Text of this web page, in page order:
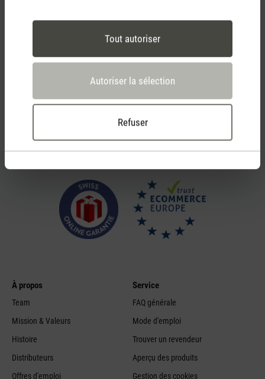
Tout autoriser
Autoriser la sélection
Refuser
par téléphone ou chat en direct
info
À propos
Team
Mission & Valeurs
Histoire
Distributeurs
Offres d'emploi
Service
FAQ générale
Mode d'emploi
Trouver un revendeur
Aperçu des produits
Gestion des cookies